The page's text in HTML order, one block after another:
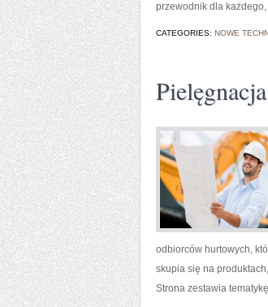
przewodnik dla
CATEGORIES: NOWE
odbiorców hurtowych,
skupia się na
Strona zestawia